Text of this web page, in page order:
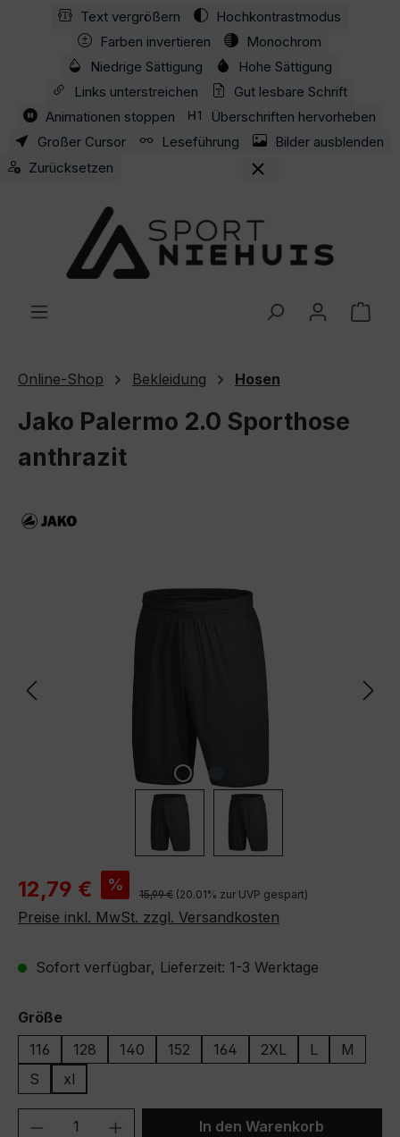
Zum Hauptinhalt springen
Text vergrößern
Hochkontrastmodus
Farben invertieren
Monochrom
Niedrige Sättigung
Hohe Sättigung
Links unterstreichen
Gut lesbare Schrift
Animationen stoppen
Überschriften hervorheben
Großer Cursor
Leseführung
Bilder ausblenden
Zurücksetzen
Online-Shop Bekleidung Hosen
Jako Palermo 2.0 Sporthose
anthrazit
Bildergalerie überspringen
Verkaufspreis:
12,79 € % Regulärer Preis:
15,99 € (20.01% zur UVP gespart)
Preise inkl. MwSt. zzgl. Versandkosten
Sofort verfügbar, Lieferzeit: 1-3 Werktage
Größeauswählen
116
128 140 152 164 2XL L
M
S
xl
Produkt Anzahl: Gib denIn den Warenkorb